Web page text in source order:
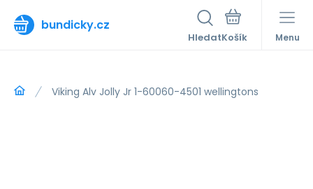
bundicky.cz
Hledat Menu
Viking Alv Jolly Jr 1-60060-4501 wellingtons